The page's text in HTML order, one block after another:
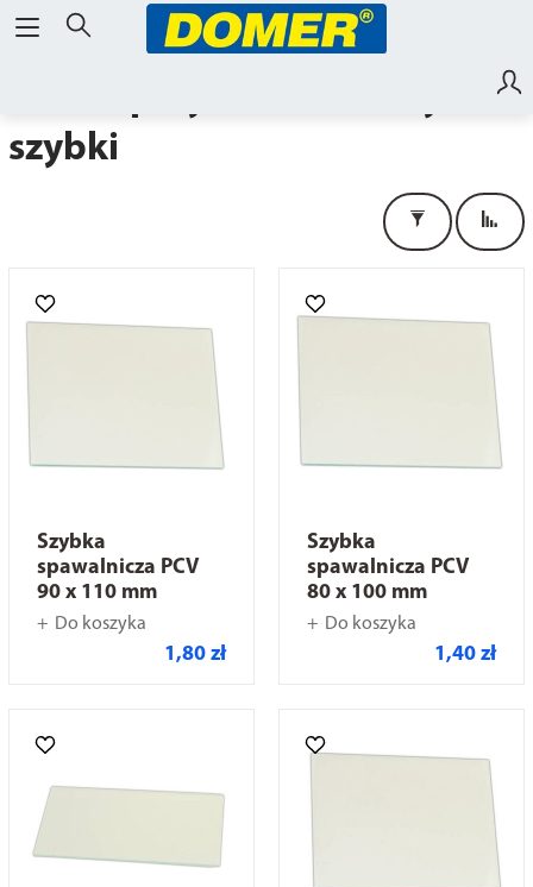
szybki
Szybka
spawalnicza PCV
90 x 110 mm
Do koszyka
1,80 zł
Szybka
spawalnicza PCV
80 x 100 mm
Do koszyka
1,40 zł